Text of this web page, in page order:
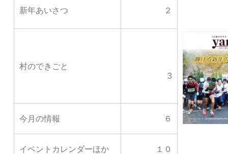
新年あいさつ ２
村のできごと
3
今月の情報 ６
イベントカレンダーほか １０